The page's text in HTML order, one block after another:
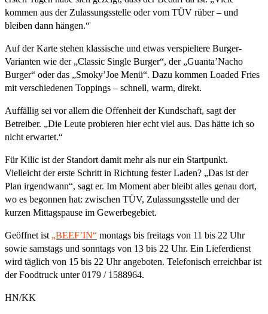
kommen aus der Zulassungsstelle oder vom TÜV rüber – und
bleiben dann hängen.“
Auf der Karte stehen klassische und etwas verspieltere Burger-
Varianten wie der „Classic Single Burger“, der „Guanta’Nacho
Burger“ oder das „Smoky’Joe Menü“. Dazu kommen Loaded Fries
mit verschiedenen Toppings – schnell, warm, direkt.
Auffällig sei vor allem die Offenheit der Kundschaft, sagt der
Betreiber. „Die Leute probieren hier echt viel aus. Das hätte ich so
nicht erwartet.“
Für Kilic ist der Standort damit mehr als nur ein Startpunkt.
Vielleicht der erste Schritt in Richtung fester Laden? „Das ist der
Plan irgendwann“, sagt er. Im Moment aber bleibt alles genau dort,
wo es begonnen hat: zwischen TÜV, Zulassungsstelle und der
kurzen Mittagspause im Gewerbegebiet.
Geöffnet ist „BEEF’IN“ montags bis freitags von 11 bis 22 Uhr
sowie samstags und sonntags von 13 bis 22 Uhr. Ein Lieferdienst
wird täglich von 15 bis 22 Uhr angeboten. Telefonisch erreichbar ist
der Foodtruck unter 0179 / 1588964.
HN/KK